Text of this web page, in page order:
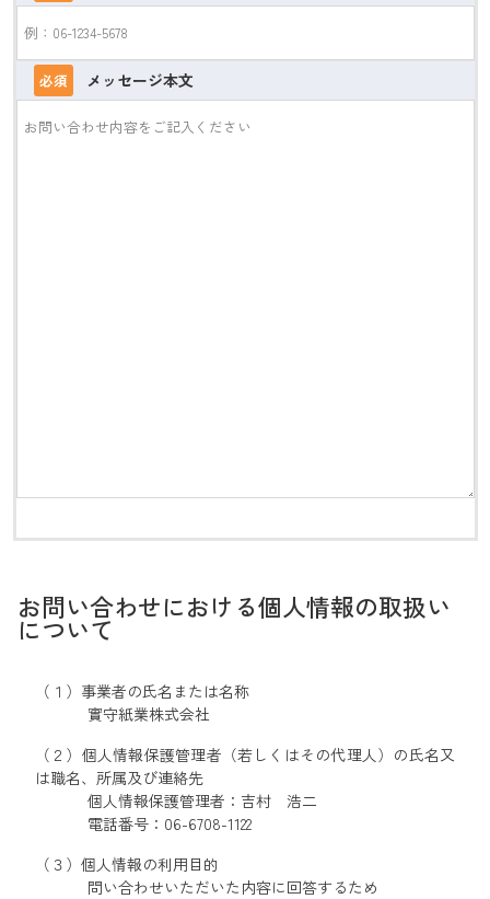
必須 メッセージ本文
お問い合わせにおける個人情報の取扱い
について
（１）事業者の氏名または名称
實守紙業株式会社
（２）個人情報保護管理者（若しくはその代理人）の氏名又
は職名、所属及び連絡先
個人情報保護管理者：吉村 浩二
電話番号：06-6708-1122
（３）個人情報の利用目的
問い合わせいただいた内容に回答するため